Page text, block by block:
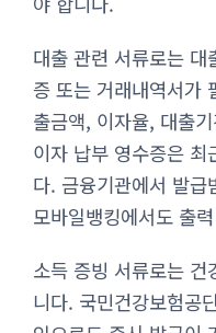
대출 관련 서류로는
증 또는 거래내역서가
출금액, 이자율, 대출
이자 납부 영수증은
다. 금융기관에서 발
모바일뱅킹에서도 출
소득 증빙 서류로는 건
니다. 국민건강보험공